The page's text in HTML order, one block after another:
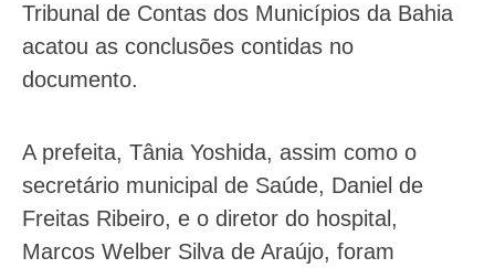
Tribunal de Contas dos Municípios da Bahia
acatou as conclusões contidas no
documento.
A prefeita, Tânia Yoshida, assim como o
secretário municipal de Saúde, Daniel de
Freitas Ribeiro, e o diretor do hospital,
Marcos Welber Silva de Araújo, foram